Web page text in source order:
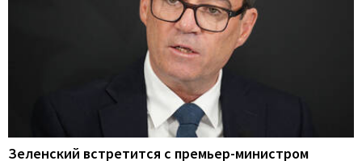
Зеленский встретится с премьер-министром